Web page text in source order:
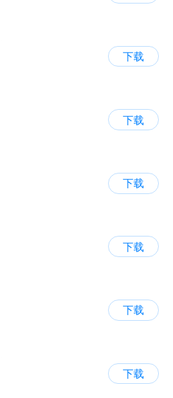
下载
下载
下载
下载
下载
下载